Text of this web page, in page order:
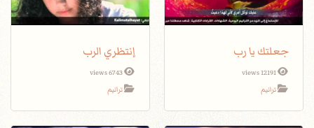
جعلتك يا رب
12191 views
ترانيم
إنتظري الرب
6743 views
ترانيم